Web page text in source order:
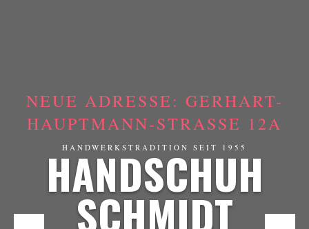
NEUE ADRESSE: GERHART-
HAUPTMANN-STRASSE 12A
HANDWERKSTRADITION SEIT 1955
HANDSCHUH
SCHMIDT